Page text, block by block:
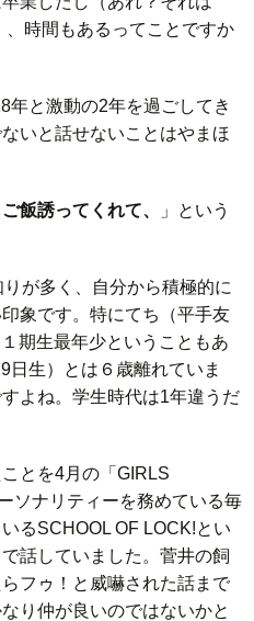
時間もあるってことですか
年と激動の2年を過ごしてき
いと話せないことはやまほ
飯誘ってくれて、
」という
が多く、自分から積極的に
象です。特にてち（平手友
期生最年少ということもあ
日生）とは６歳離れていま
よね。学生時代は1年違うだ
とを4月の「GIRLS
ソナリティーを務めている毎
るSCHOOL OF LOCK!とい
話していました。菅井の飼
フゥ！と威嚇された話まで
り仲が良いのではないかと